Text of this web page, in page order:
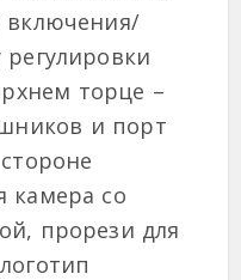
включения/
торце –
и порт
камера со
прорези для